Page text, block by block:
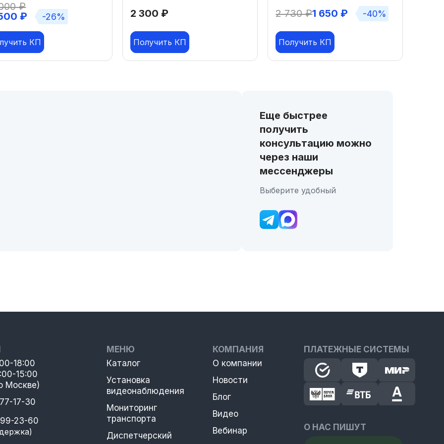
₽
₽ -26%
КП
2 300 ₽
Получить КП
2 730₽1 650 ₽ -40%
Получить КП
Еще быстрее
получить
консультацию можно
через наши
мессенджеры
Выберите удобный
18:00
15:00
Москве)
17-30
23-60
МЕНЮ
Каталог
Установка
видеонаблюдения
Мониторинг
транспорта
Диспетчерский
КОМПАНИЯ
О компании
Новости
Блог
Видео
Вебинар
ПЛАТЕЖНЫЕ СИСТЕМЫ
О НАС ПИШУТ